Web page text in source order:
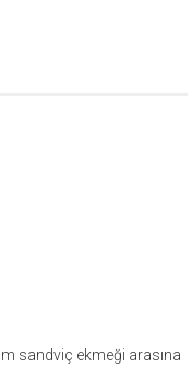
sandviç ekmeği arasına